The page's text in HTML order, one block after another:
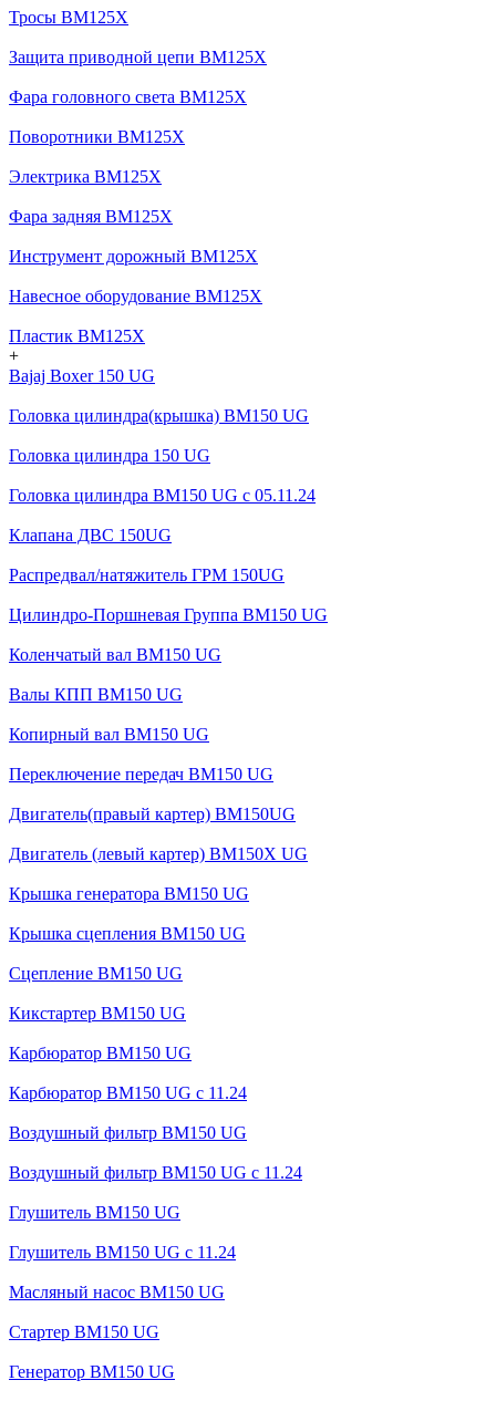
Тросы BM125X
Защита приводной цепи BM125X
Фара головного света BM125X
Поворотники BM125X
Электрика BM125X
Фара задняя BM125X
Инструмент дорожный BM125X
Навесное оборудование BM125X
Пластик BM125X
+
Bajaj Boxer 150 UG
Головка цилиндра(крышка) BM150 UG
Головка цилиндра 150 UG
Головка цилиндра BM150 UG c 05.11.24
Клапана ДВС 150UG
Распредвал/натяжитель ГРМ 150UG
Цилиндро-Поршневая Группа BM150 UG
Коленчатый вал BM150 UG
Валы КПП BM150 UG
Копирный вал BM150 UG
Переключение передач BM150 UG
Двигатель(правый картер) ВМ150UG
Двигатель (левый картер) BM150X UG
Крышка генератора BM150 UG
Крышка сцепления BM150 UG
Сцепление BM150 UG
Кикстартер BM150 UG
Карбюратор BM150 UG
Карбюратор BM150 UG с 11.24
Воздушный фильтр BM150 UG
Воздушный фильтр BM150 UG c 11.24
Глушитель BM150 UG
Глушитель BM150 UG с 11.24
Масляный насос BM150 UG
Стартер BM150 UG
Генератор BM150 UG